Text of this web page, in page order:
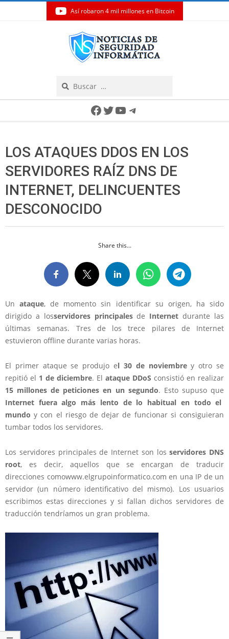
Así robaron 4 mil millones en Bitcoin
Facebook
Twitter
YouTube
Telegram
LOS ATAQUES DDOS EN LOS
SERVIDORES RAÍZ DNS DE
INTERNET, DELINCUENTES
DESCONOCIDO
Share this...
Unataque, de momento sin identificar su origen, ha sido
dirigido a losservidores principalesde Internetdurante las
últimas semanas. Tres de los trece pilares de Internet
estuvieron offline durante varias horas.
El primer ataque se produjo el 30 de noviembrey otro se
repitió el 1 de diciembre. El ataque DDoS consistió en realizar
15 millones de peticiones en un segundo. Esto supuso que
Internet fuera algo más lento de lo habitual en todo el
mundo y con el riesgo de dejar de funcionar si consiguieran
tumbar todos los servidores.
Los servidores principales de Internet son losservidores DNS
root, es decir, aquellos que se encargan de traducir
direcciones comowww.elgrupoinformatico.com en una IP de un
servidor (un número identificativo del mismo). Los usuarios
escribimos estas direcciones y si fallan dichos servidores de
traducción tendríamos un gran problema.